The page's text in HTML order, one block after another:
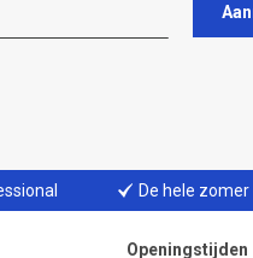
De hele
Openingstijden